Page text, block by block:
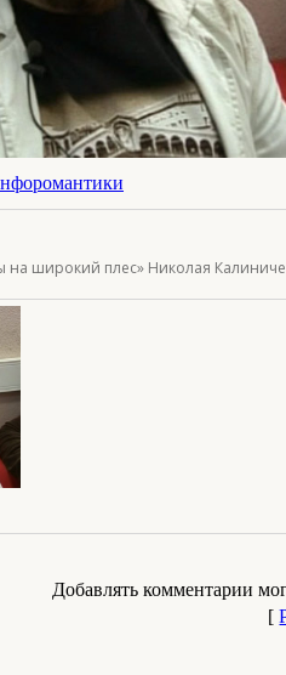
на широкий плес» Николая
Добавлять комментарии
[